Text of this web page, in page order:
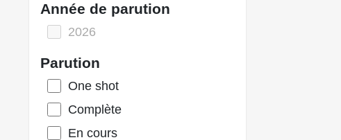
Année de parution
2026
Parution
One shot
Complète
En cours